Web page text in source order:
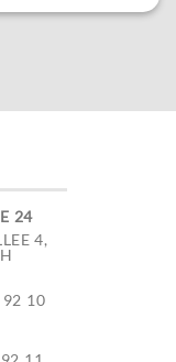
24
4,
10